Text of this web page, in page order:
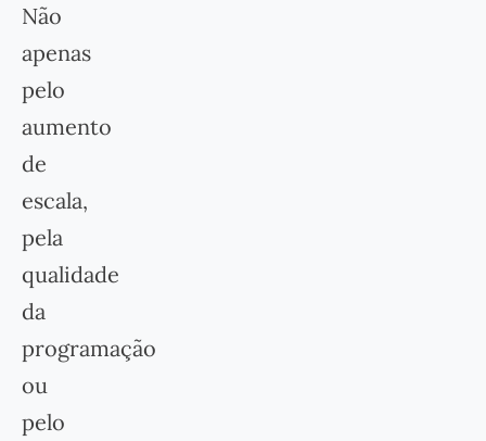
Não
apenas
pelo
aumento
de
escala,
pela
qualidade
da
programação
ou
pelo